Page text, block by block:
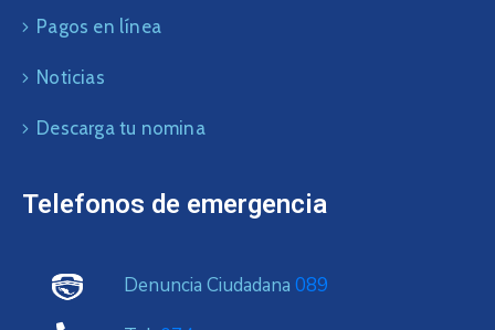
Pagos en línea
Noticias
Descarga tu nomina
Telefonos de emergencia
Denuncia Ciudadana 089